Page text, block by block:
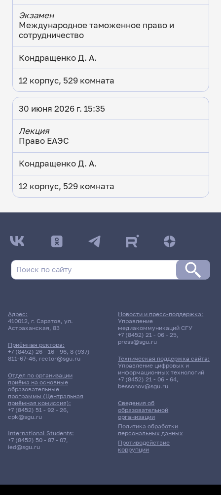
Экзамен
Международное таможенное право и
сотрудничество
Кондращенко Д. А.
12 корпус, 529 комната
30 июня 2026 г. 15:35
Лекция
Право ЕАЭС
Кондращенко Д. А.
12 корпус, 529 комната
ДАТА ПОСЛЕДНЕГО ОБНОВЛЕНИЯ:
05.06.2026
Заочная форма обучения | 541 группа
Расписание сессии еще не заполнено!
Адрес:
410012, г. Саратов, ул.
Астраханская, 83
Приёмная ректора:
+7 (8452) 26 - 16 - 96, 8 (937)
811-67-46, rector@sgu.ru
Отдел по организации
приёма на основные
образовательные
программы (Центральная
приёмная комиссия):
+7 (8452) 51 - 92 - 26,
cpk@sgu.ru
International Students:
+7 (8452) 50 - 87 - 07,
ied@sgu.ru
Сведения об
образовательной
организации
Политика обработки
персональных данных
Противодействие
коррупции
Новости и пресс-поддержка:
Управление
медиакоммуникаций СГУ
+7 (8452) 21 - 06 - 25,
press@sgu.ru
Техническая поддержка сайта:
Управление цифровых и
информационных технологий
+7 (8452) 21 - 06 - 64,
bessonov@sgu.ru